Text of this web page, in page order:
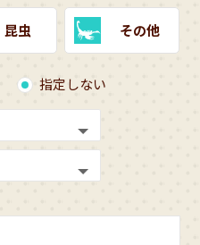
昆虫 その他
指定しない